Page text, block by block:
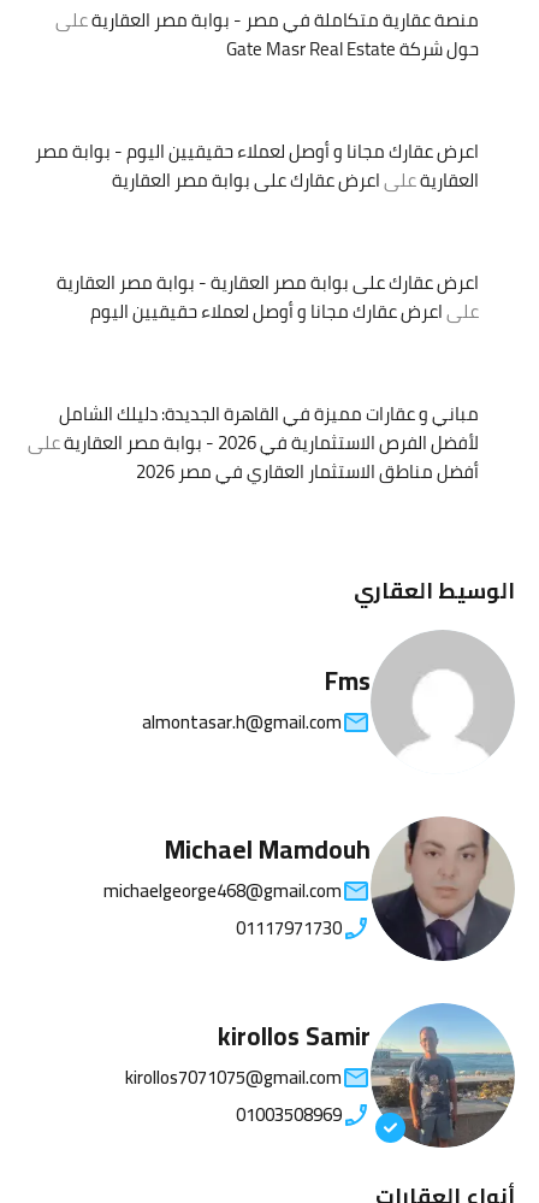
منصة عقارية متكاملة في مصر - بوابة مصر العقاريةعلى
حول شركة Gate Masr Real Estate
اعرض عقارك مجانا و أوصل لعملاء حقيقيين اليوم - بوابة مصر
العقاريةعلىاعرض عقارك على بوابة مصر العقارية
اعرض عقارك على بوابة مصر العقارية - بوابة مصر العقارية
علىاعرض عقارك مجانا و أوصل لعملاء حقيقيين اليوم
مباني و عقارات مميزة في القاهرة الجديدة: دليلك الشامل
لأفضل الفرص الاستثمارية في 2026 - بوابة مصر العقارية
على
أفضل مناطق الاستثمار العقاري في مصر 2026
الوسيط العقاري
Fms
almontasar.h@gmail.com
Michael Mamdouh
michaelgeorge468@gmail.com
01117971730
kirollos Samir
kirollos7071075@gmail.com
01003508969